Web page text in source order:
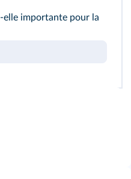
elle importante pour la